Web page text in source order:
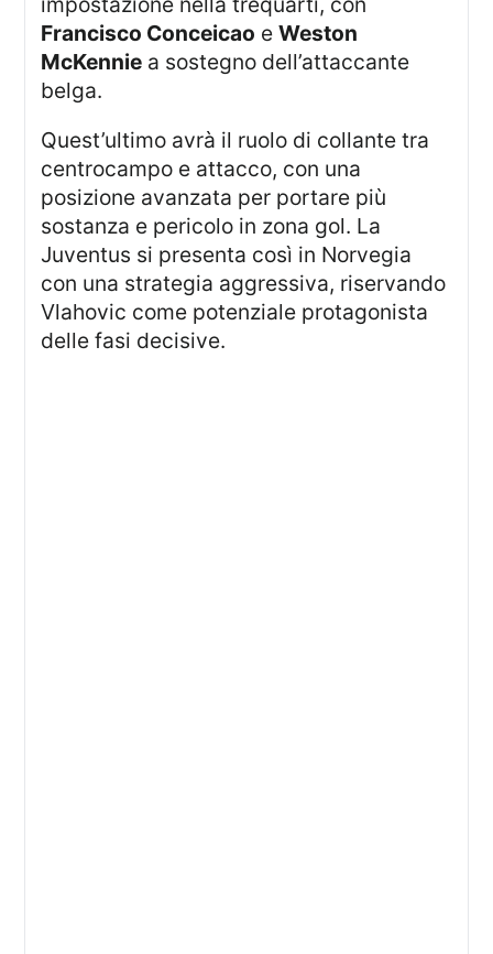
Francisco Conceicao eWeston
McKennie a sostegno dell’attaccante
belga.
Quest’ultimo avrà il ruolo di collante tra
centrocampo e attacco, con una
posizione avanzata per portare più
sostanza e pericolo in zona gol. La
Juventus si presenta così in Norvegia
con una strategia aggressiva, riservando
Vlahovic come potenziale protagonista
delle fasi decisive.